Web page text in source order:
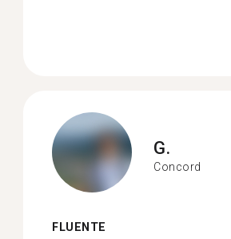
G.
Concord
FLUENTE